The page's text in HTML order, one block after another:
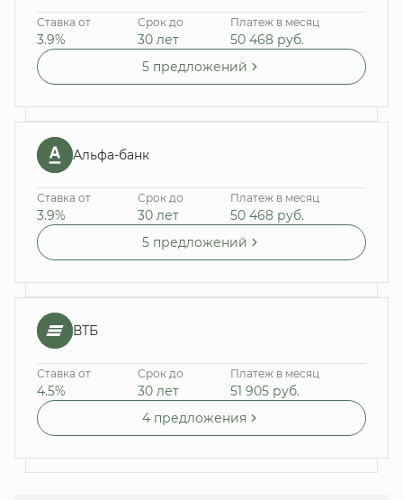
Ставка от
3.9%
Срок до
30 лет
Платеж в месяц
50 468 руб.
5 предложений
Альфа-банк
Ставка от
3.9%
Срок до
30 лет
Платеж в месяц
50 468 руб.
5 предложений
ВТБ
Ставка от
4.5%
Срок до
30 лет
Платеж в месяц
51 905 руб.
4 предложения